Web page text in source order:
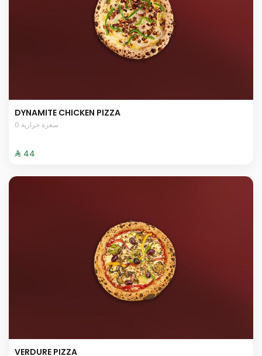
DYNAMITE CHICKEN PIZZA
0 سعرة حرارية
⁨⁦‪‬ 44⁩
VERDURE PIZZA